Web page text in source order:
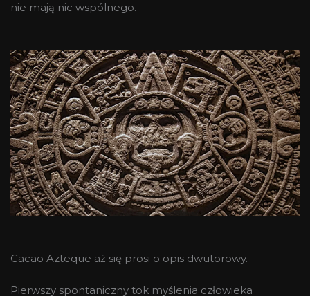
nie mają nic wspólnego.
Cacao Azteque aż się prosi o opis dwutorowy.
Pierwszy spontaniczny tok myślenia człowieka